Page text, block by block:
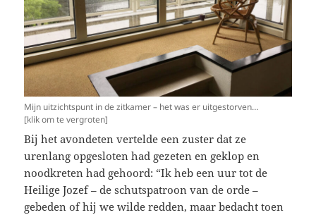
Mijn uitzichtspunt in de zitkamer – het was er uitgestorven…
[klik om te vergroten]
Bij het avondeten vertelde een zuster dat ze
urenlang opgesloten had gezeten en geklop en
noodkreten had gehoord: “Ik heb een uur tot de
Heilige Jozef – de schutspatroon van de orde –
gebeden of hij we wilde redden, maar bedacht toen